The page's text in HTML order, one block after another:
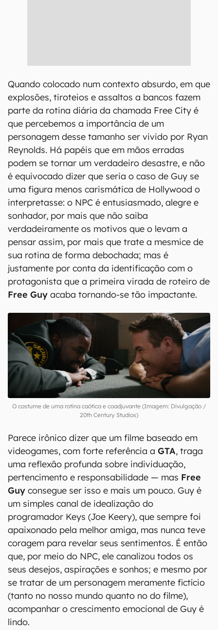
Quando colocado num contexto absurdo, em que
explosões, tiroteios e assaltos a bancos fazem
parte da rotina diária da chamada Free City é
que percebemos a importância de um
personagem desse tamanho ser vivido por Ryan
Reynolds. Há papéis que em mãos erradas
podem se tornar um verdadeiro desastre, e não
é equivocado dizer que seria o caso de Guy se
uma figura menos carismática de Hollywood o
interpretasse: o NPC é entusiasmado, alegre e
sonhador, por mais que não saiba
verdadeiramente os motivos que o levam a
pensar assim, por mais que trate a mesmice de
sua rotina de forma debochada; mas é
justamente por conta da identificação com o
protagonista que a primeira virada de roteiro de
Free Guy acaba tornando-se tão impactante.
O costume de uma rotina caótica e coadjuvante (Imagem: Divulgação /
20th Century Studios)
Parece irônico dizer que um filme baseado em
videogames, com forte referência a GTA, traga
uma reflexão profunda sobre individuação,
pertencimento e responsabilidade — mas Free
Guy consegue ser isso e mais um pouco. Guy é
um simples canal de idealização do
programador Keys (Joe Keery), que sempre foi
apaixonado pela melhor amiga, mas nunca teve
coragem para revelar seus sentimentos. É então
que, por meio do NPC, ele canalizou todos os
seus desejos, aspirações e sonhos; e mesmo por
se tratar de um personagem meramente fictício
(tanto no nosso mundo quanto no do filme),
acompanhar o crescimento emocional de Guy é
lindo.